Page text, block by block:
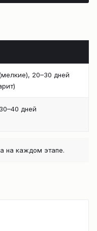
20–30 дней
дней
на каждом этапе.